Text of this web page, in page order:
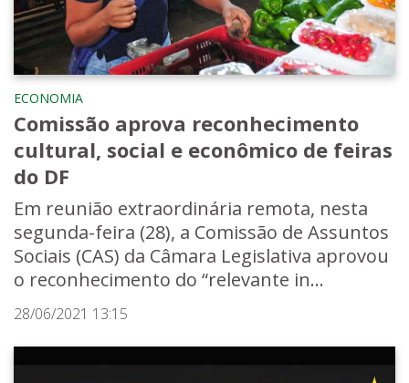
ECONOMIA
Comissão aprova reconhecimento
cultural, social e econômico de feiras
do DF
Em reunião extraordinária remota, nesta
segunda-feira (28), a Comissão de Assuntos
Sociais (CAS) da Câmara Legislativa aprovou
o reconhecimento do “relevante in...
28/06/2021 13:15